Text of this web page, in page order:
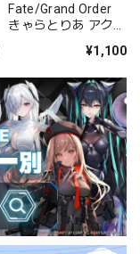
Fate/Grand Order
きゃらとりあ アクリ
ー/ラーヴァ/ティア
¥1,100